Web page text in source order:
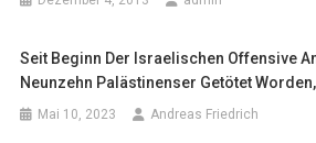
Seit Beginn Der Israelischen Offensive
Neunzehn Palästinenser Getötet
Mai 10, 2023 Andreas Friedrich